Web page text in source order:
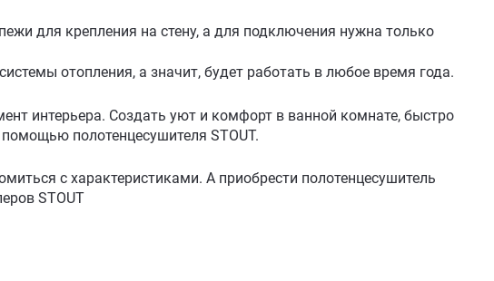
для крепления на стену, а для подключения нужна только
отопления, а значит, будет работать в любое время года.
интерьера. Создать уют и комфорт в ванной комнате, быстро
полотенцесушителя STOUT.
с характеристиками. А приобрести полотенцесушитель
STOUT